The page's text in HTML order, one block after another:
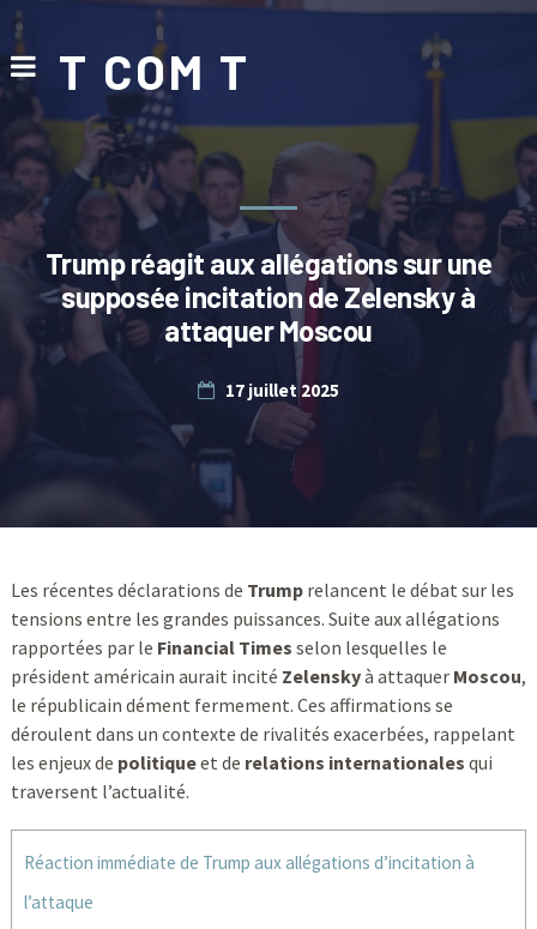
T COM T
Trump réagit aux allégations sur une
supposée incitation de Zelensky à
attaquer Moscou
17 juillet 2025
Les récentes déclarations de Trumprelancent le débat sur les
tensions entre les grandes puissances. Suite aux allégations
rapportées par le Financial Times selon lesquelles le
président américain aurait incité Zelenskyà attaquer Moscou,
le républicain dément fermement. Ces affirmations se
déroulent dans un contexte de rivalités exacerbées, rappelant
les enjeux de politiqueet de relations internationales qui
traversent l’actualité.
Réaction immédiate de Trump aux allégations d’incitation à
l’attaque